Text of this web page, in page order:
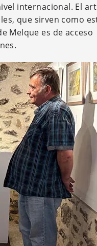
internacional. El
que sirven como
Melque es de acceso